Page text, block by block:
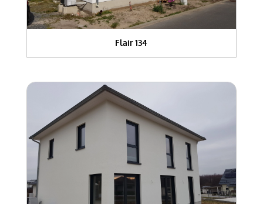
Flair 134